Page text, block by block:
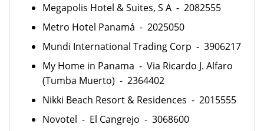
Megapolis Hotel & Suites, S A - 2082555
Metro Hotel Panamá - 2025050
Mundi International Trading Corp - 3906217
My Home in Panama - Via Ricardo J. Alfaro
(Tumba Muerto) - 2364402
Nikki Beach Resort & Residences - 2015555
Novotel - El Cangrejo - 3068600